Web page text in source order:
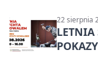
22 sierpnia
LETNIA